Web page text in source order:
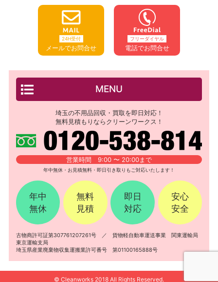
24H受付
メールでお問合せ
フリーダイヤル
電話でお問合せ
MENU
埼玉の不用品回収・買取を即日対応！
無料見積もりならクリーンワークス！
営業時間 9:00 〜 20:00まで
年中無休・お見積無料・即日引き取りもご対応いたします！
年中
無休
無料
見積
即日
対応
安心
安全
古物商許可証第307761207261号 ／ 貨物軽自動車運送事業 関東運輸局
東京運輸支局
埼玉県産業廃棄物収集運搬業許可番号 第01100165888号
© Cleanworks 2018 All Rights Reserved.